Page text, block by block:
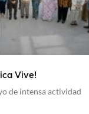
Vive!
de intensa actividad